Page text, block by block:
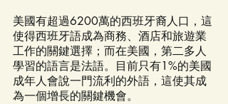
美國有超過6200萬的西班牙裔人口，這
使得西班牙語成為商務、酒店和旅遊業
工作的關鍵選擇；而在美國，第二多人
學習的語言是法語。目前只有1%的美國
成年人會說一門流利的外語，這使其成
為一個增長的關鍵機會。